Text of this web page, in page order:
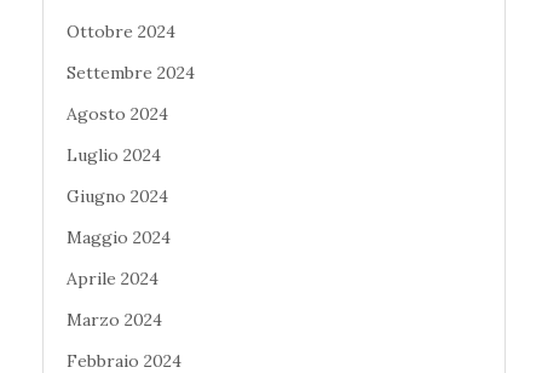
Ottobre 2024
Settembre 2024
Agosto 2024
Luglio 2024
Giugno 2024
Maggio 2024
Aprile 2024
Marzo 2024
Febbraio 2024